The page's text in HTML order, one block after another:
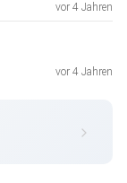
vor 4 Jahren
vor 4 Jahren